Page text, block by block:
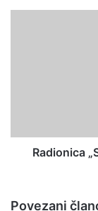
Radionica
Povezani